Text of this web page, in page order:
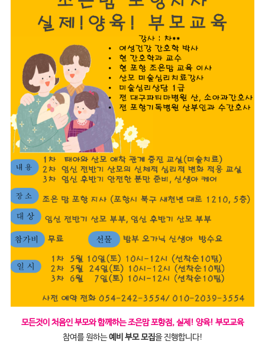
모든것이 처음인 부모와 함께하는 조은맘 포항점, 실제! 양육! 부모교육
참여를 원하는예비 부모 모집을 진행합니다!